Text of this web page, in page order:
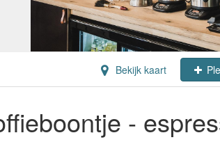
Bekijk kaart
-